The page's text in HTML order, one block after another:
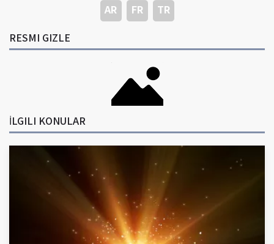
AR FR
TR
RESMI GIZLE
İLGILI KONULAR